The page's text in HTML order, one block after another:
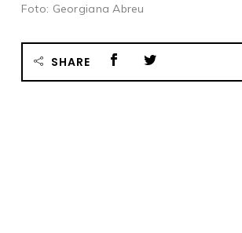
Foto: Georgiana Abreu
SHARE